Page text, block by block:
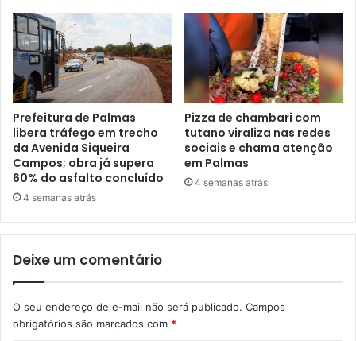
Prefeitura de Palmas
libera tráfego em trecho
da Avenida Siqueira
Campos; obra já supera
60% do asfalto concluído
4 semanas atrás
Pizza de chambari com
tutano viraliza nas redes
sociais e chama atenção
em Palmas
4 semanas atrás
Deixe um comentário
O seu endereço de e-mail não será publicado. Campos
obrigatórios são marcados com *